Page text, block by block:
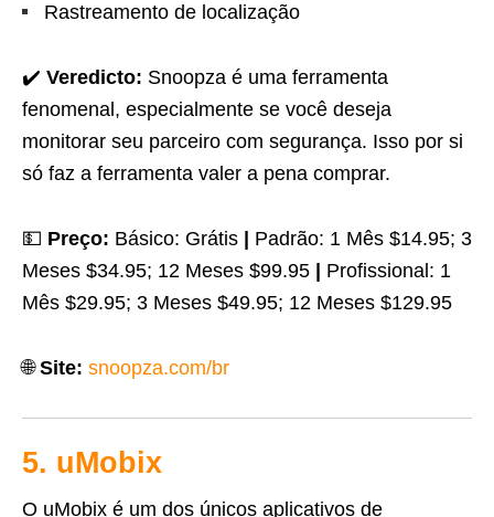
Rastreamento de localização
✔️ Veredicto: Snoopza é uma ferramenta
fenomenal, especialmente se você deseja
monitorar seu parceiro com segurança. Isso por si
só faz a ferramenta valer a pena comprar.
💵 Preço: Básico: Grátis
Padrão: 1 Mês $14.95; 3
Meses $34.95; 12 Meses $99.95
Profissional: 1
Mês $29.95; 3 Meses $49.95; 12 Meses $129.95
🌐Site: snoopza.com/br
5. uMobix
O uMobix é um dos únicos aplicativos de